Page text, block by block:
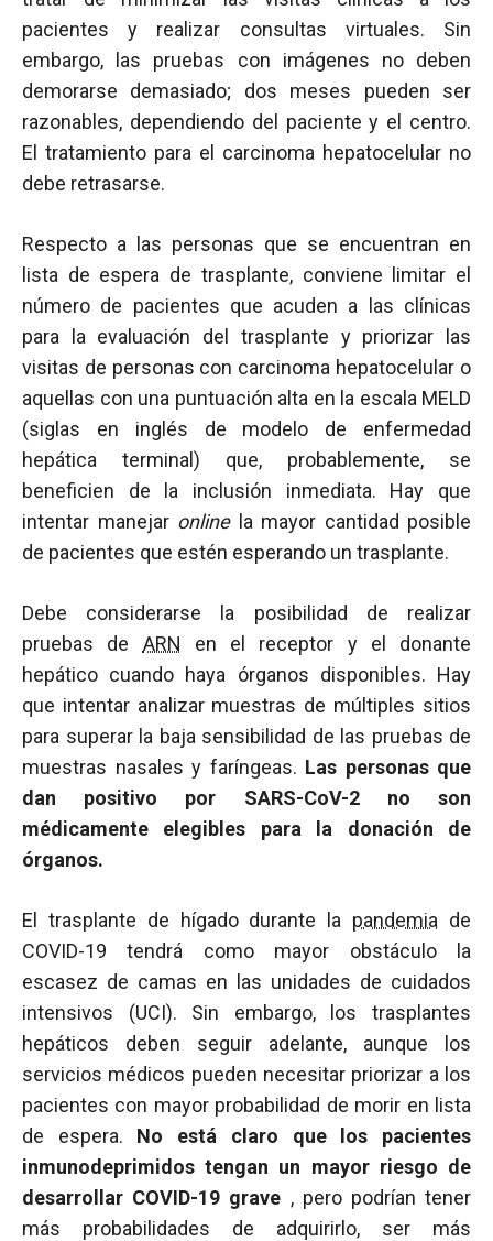
pacientes y realizar consultas virtuales. Sin
embargo, las pruebas con imágenes no deben
demorarse demasiado; dos meses pueden ser
razonables, dependiendo del paciente y el centro.
El tratamiento para el carcinoma hepatocelular no
debe retrasarse.
Respecto a las personas que se encuentran en
lista de espera de trasplante, conviene limitar el
número de pacientes que acuden a las clínicas
para la evaluación del trasplante y priorizar las
visitas de personas con carcinoma hepatocelular o
aquellas con una puntuación alta en la escala MELD
(siglas en inglés de modelo de enfermedad
hepática terminal) que, probablemente, se
beneficien de la inclusión inmediata. Hay que
intentar manejar onlinela mayor cantidad posible
de pacientes que estén esperando un trasplante.
Debe considerarse la posibilidad de realizar
pruebas de ARN en el receptor y el donante
hepático cuando haya órganos disponibles. Hay
que intentar analizar muestras de múltiples sitios
para superar la baja sensibilidad de las pruebas de
muestras nasales y faríngeas. Las personas que
dan positivo por SARS-CoV-2 no son
médicamente elegibles para la donación de
órganos.
El trasplante de hígado durante la pandemia de
COVID-19 tendrá como mayor obstáculo la
escasez de camas en las unidades de cuidados
intensivos (UCI). Sin embargo, los trasplantes
hepáticos deben seguir adelante, aunque los
servicios médicos pueden necesitar priorizar a los
pacientes con mayor probabilidad de morir en lista
de espera. No está claro que los pacientes
inmunodeprimidos tengan un mayor riesgo de
desarrollar COVID-19 grave , pero podrían tener
más probabilidades de adquirirlo, ser más